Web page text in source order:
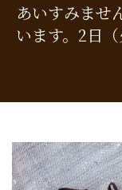
あいすみませ
います。2日